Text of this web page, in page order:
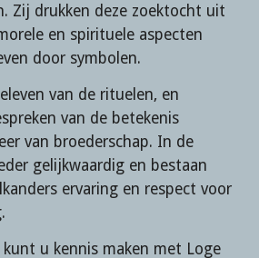
Zij drukken deze zoektocht uit
en spirituele aspecten
door symbolen.
van de rituelen, en
van de betekenis
van broederschap. In de
gelijkwaardig en bestaan
ervaring en respect voor
u kennis maken met Loge